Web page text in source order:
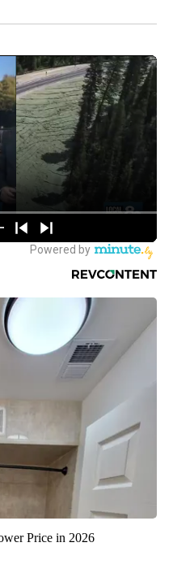
Price in 2026